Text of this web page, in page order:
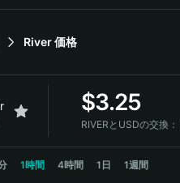
River価格
$3.25
RIVERとUSDの交換：
1時間 4時間 1日 1週間